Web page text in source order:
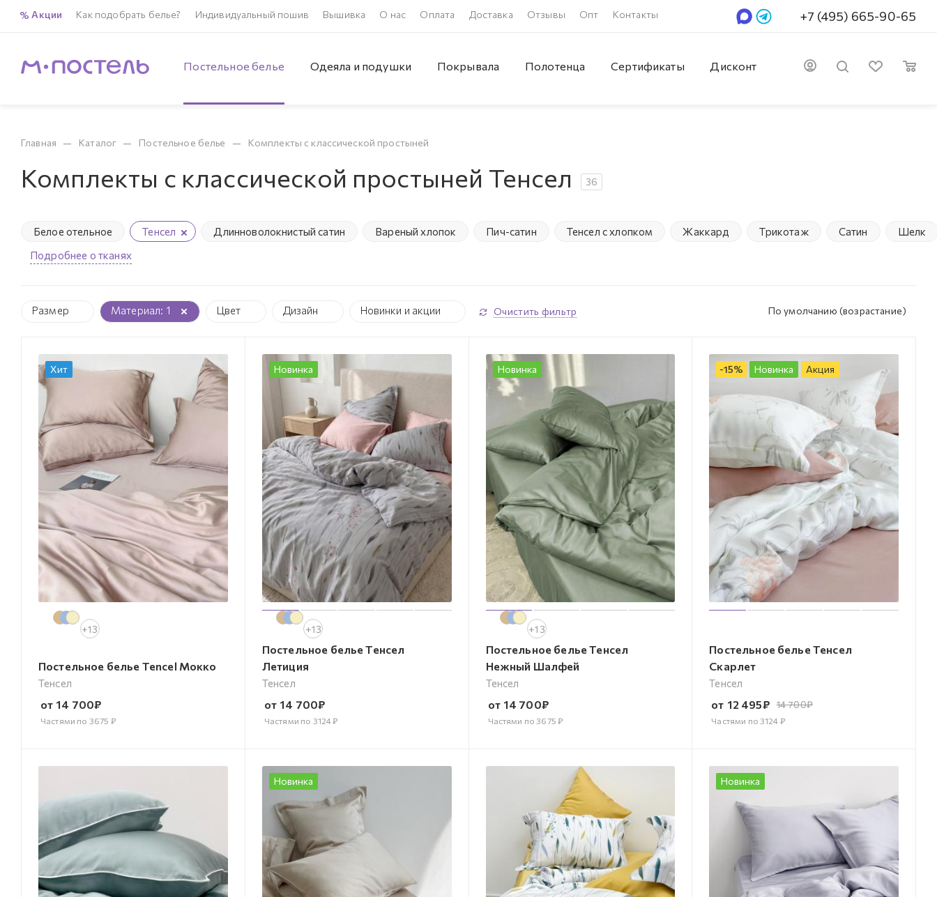
Акции Как подобрать белье? Индивидуальный пошив Вышивка О нас Оплата Доставка Отзывы Опт Контакты +7 (495) 665-90-65
Постельное белье Одеяла и подушки Покрывала Полотенца Сертификаты Дисконт
Главная — Каталог — Постельное белье — Комплекты с классической простыней
Комплекты с классической простыней Тенсел 36
Белое отельное Тенсел Длинноволокнистый сатин Вареный хлопок Пич-сатин Тенсел с хлопком Жаккард Трикотаж Сатин
Шелк
Подробнее о тканях
Размер Материал: 1 Цвет Дизайн Новинки и акции Очистить фильтр По умолчанию (возрастание)
Хит
+13
Постельное белье Tencel Мокко
Тенсел
от 14 700₽
Частями по 3675 ₽
Новинка
+13
Постельное белье Тенсел
Летиция
Тенсел
от 14 700₽
Частями по 3124 ₽
Новинка
+13
Постельное белье Тенсел
Нежный Шалфей
Тенсел
от 14 700₽
Частями по 3675 ₽
-15% Новинка Акция
Постельное белье Тенсел
Скарлет
Тенсел
от 12 495₽ 14 700₽
Частями по 3124 ₽
Новинка Новинка